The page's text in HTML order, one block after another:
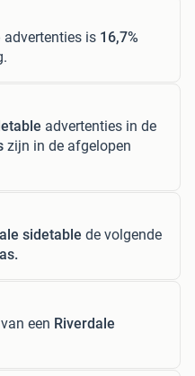
advertenties is 16,7%
advertenties in de
zijn in de afgelopen
sidetable de volgende
een Riverdale